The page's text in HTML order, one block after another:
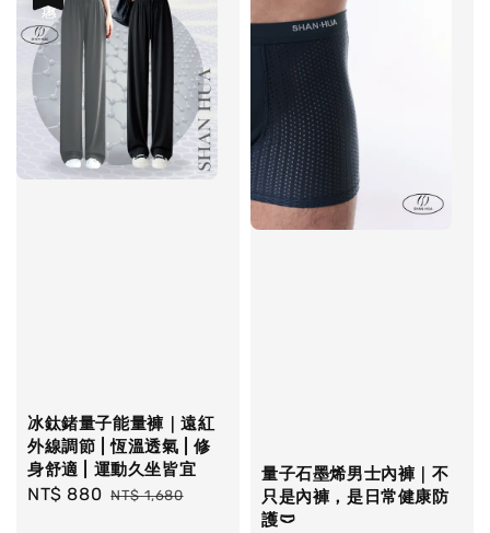
冰鈦鍺量子能量褲｜遠紅
外線調節 | 恆溫透氣 | 修
身舒適 | 運動久坐皆宜
Sale
NT$ 880 Regular
NT$ 1,680
量子石墨烯男士內褲｜不
只是內褲，是日常健康防
護🩲